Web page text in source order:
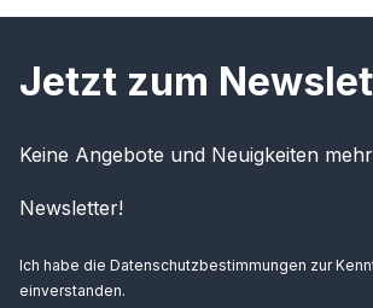
Jetzt zum
Keine Angebote und Neuigkeiten
Newsletter!
Ich habe die Datenschutzbestimmungen zur
einverstanden.